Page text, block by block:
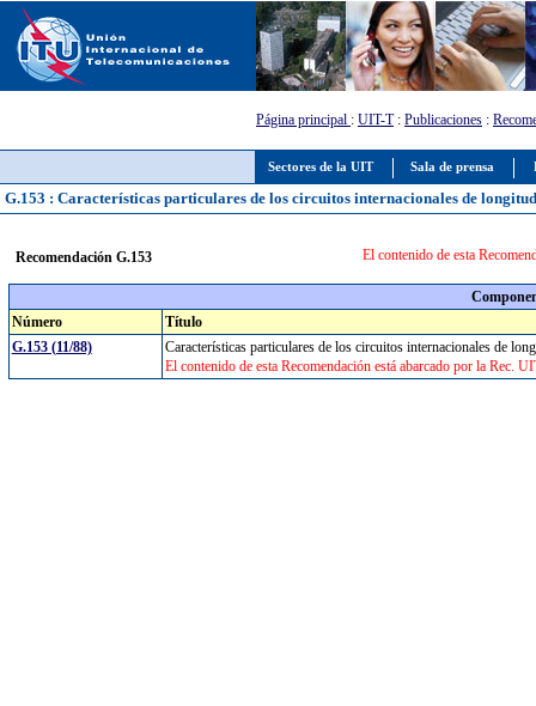
Sectores de la UIT Sala de prensa
Página principal : UIT-T: Publicaciones :
G.153 : Características particulares de los circuitos internacionales de
Recomendación G.153 El contenido de esta
Número
Título
G.153 (11/88)
Características particulares de los circuitos internacionales de
El contenido de esta Recomendación está abarcado por la Rec.